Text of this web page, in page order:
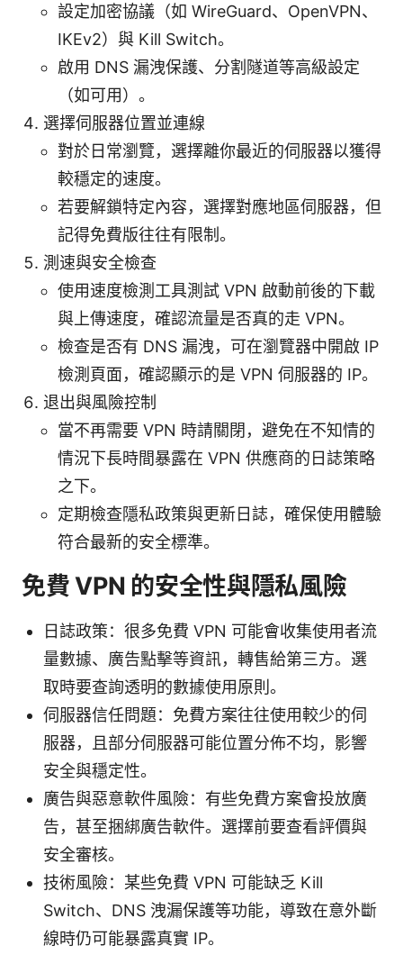
設定加密協議（如 WireGuard、OpenVPN、
IKEv2）與 Kill Switch。
啟用 DNS 漏洩保護、分割隧道等高級設定
（如可用）。
選擇伺服器位置並連線
對於日常瀏覽，選擇離你最近的伺服器以獲得
較穩定的速度。
若要解鎖特定內容，選擇對應地區伺服器，但
記得免費版往往有限制。
測速與安全檢查
使用速度檢測工具測試 VPN 啟動前後的下載
與上傳速度，確認流量是否真的走 VPN。
檢查是否有 DNS 漏洩，可在瀏覽器中開啟 IP
檢測頁面，確認顯示的是 VPN 伺服器的 IP。
退出與風險控制
當不再需要 VPN 時請關閉，避免在不知情的
情況下長時間暴露在 VPN 供應商的日誌策略
之下。
定期檢查隱私政策與更新日誌，確保使用體驗
符合最新的安全標準。
免費 VPN 的安全性與隱私風險
日誌政策：很多免費 VPN 可能會收集使用者流
量數據、廣告點擊等資訊，轉售給第三方。選
取時要查詢透明的數據使用原則。
伺服器信任問題：免費方案往往使用較少的伺
服器，且部分伺服器可能位置分佈不均，影響
安全與穩定性。
廣告與惡意軟件風險：有些免費方案會投放廣
告，甚至捆綁廣告軟件。選擇前要查看評價與
安全審核。
技術風險：某些免費 VPN 可能缺乏 Kill
Switch、DNS 洩漏保護等功能，導致在意外斷
線時仍可能暴露真實 IP。